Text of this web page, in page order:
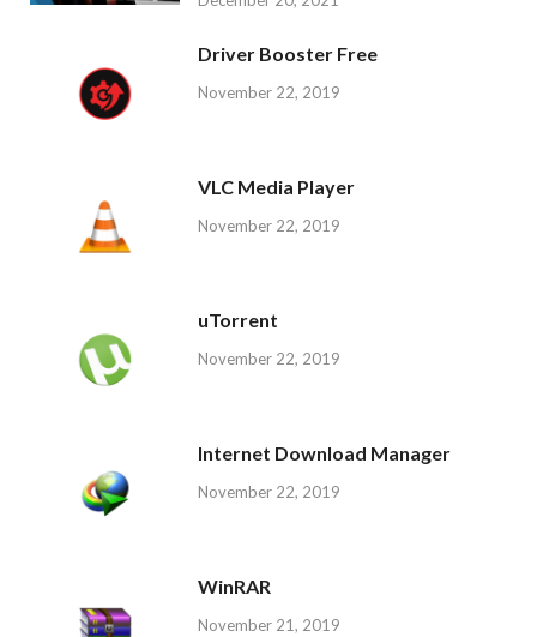
Driver Booster Free
November 22, 2019
VLC Media Player
November 22, 2019
uTorrent
November 22, 2019
Internet Download Manager
November 22, 2019
WinRAR
November 21, 2019